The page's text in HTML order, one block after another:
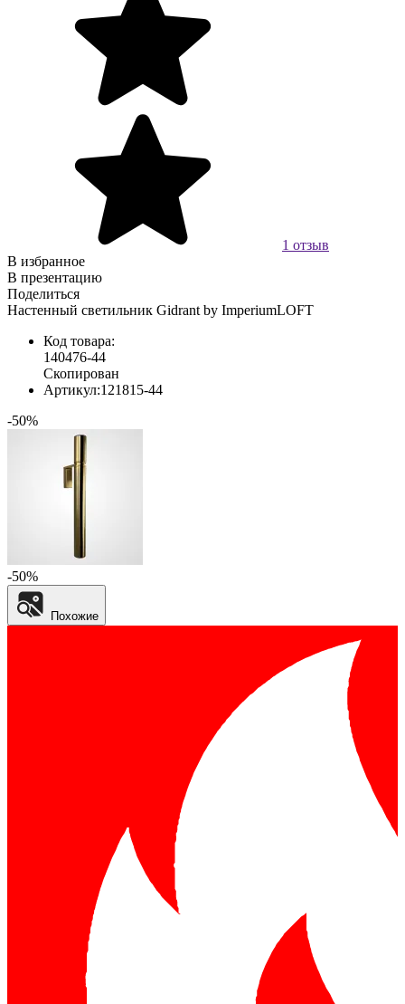
1 отзыв
В избранное
В презентацию
Поделиться
Настенный светильник Gidrant by ImperiumLOFT
Код товара:
140476-44
Скопирован
Артикул:121815-44
-50%
-50%
Похожие